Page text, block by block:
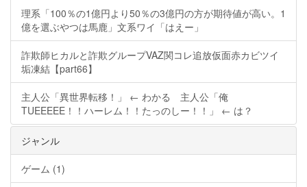
理系「100％の1億円より50％の3億円の方が期待値が高い。1
億を選ぶやつは馬鹿」文系ワイ「はえー」
詐欺師ヒカルと詐欺グループVAZ関コレ追放仮面赤カビツイ
垢凍結【part66】
主人公「異世界転移！」 ← わかる 主人公「俺
TUEEEEE！！ハーレム！！たっのしー！！」 ← は？
ジャンル
ゲーム (1)